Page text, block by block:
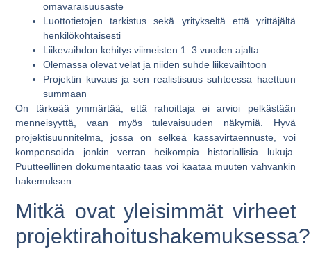
omavaraisuusaste
Luottotietojen tarkistus sekä yritykseltä että yrittäjältä
henkilökohtaisesti
Liikevaihdon kehitys viimeisten 1–3 vuoden ajalta
Olemassa olevat velat ja niiden suhde liikevaihtoon
Projektin kuvaus ja sen realistisuus suhteessa haettuun
summaan
On tärkeää ymmärtää, että rahoittaja ei arvioi pelkästään
menneisyyttä, vaan myös tulevaisuuden näkymiä. Hyvä
projektisuunnitelma, jossa on selkeä kassavirtaennuste, voi
kompensoida jonkin verran heikompia historiallisia lukuja.
Puutteellinen dokumentaatio taas voi kaataa muuten vahvankin
hakemuksen.
Mitkä ovat yleisimmät virheet
projektirahoitushakemuksessa?